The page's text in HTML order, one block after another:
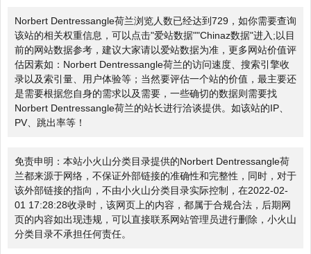
Norbert Dentressangle荷兰浏览人数已经达到729，如你需要查询
该站的相关权重信息，可以点击"爱站数据""Chinaz数据"进入;以目
前的网站数据参考，建议大家请以爱站数据为准，更多网站价值评
估因素如：Norbert Dentressangle荷兰的访问速度、搜索引擎收
录以及索引量、用户体验等；当然要评估一个站的价值，最主要还
是需要根据您自身的需求以及需要，一些确切的数据则需要找
Norbert Dentressangle荷兰的站长进行洽谈提供。如该站的IP、
PV、跳出率等！
免责申明：本站小火山分类目录提供的Norbert Dentressangle荷
兰都来源于网络，不保证外部链接的准确性和完整性，同时，对于
该外部链接的指向，不由小火山分类目录实际控制，在2022-02-
01 17:28:28收录时，该网页上的内容，都属于合规合法，后期网
页的内容如出现违规，可以直接联系网站管理员进行删除，小火山
分类目录不承担任何责任。